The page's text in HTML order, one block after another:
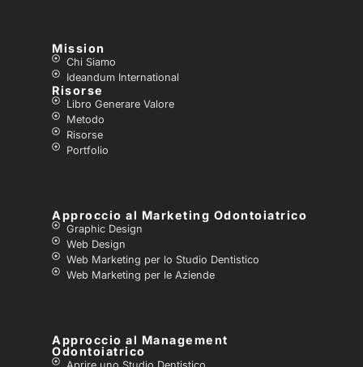
Mission
Chi Siamo
Ideandum International
Risorse
Libro Generare Valore
Metodo
Risorse
Portfolio
Approccio al Marketing Odontoiatrico
Graphic Design
Web Design
Web Marketing per lo Studio Dentistico
Web Marketing per le Aziende
Approccio al Management
Odontoiatrico